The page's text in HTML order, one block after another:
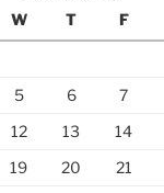
W T F
5 6 7
12 13 14
19 20 21